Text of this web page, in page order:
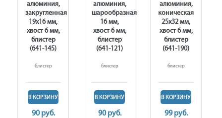
алюминия,
закругленная
19х16 мм,
хвост 6 мм,
блистер
(641-145)
блистер
В КОРЗИНУ
90 руб.
алюминия,
шарообразная
16 мм,
хвост 6 мм,
блистер
(641-121)
блистер
В КОРЗИНУ
90 руб.
алюминия,
коническая
25х32 мм,
хвост 6 мм,
блистер
(641-190)
блистер
В КОРЗИНУ
99 руб.